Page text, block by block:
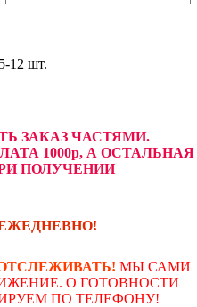
5-12 шт.
ЗАКАЗ ЧАСТЯМИ.
1000р, А ОСТАЛЬНАЯ
ПОЛУЧЕНИИ
МЫ САМИ
О ГОТОВНОСТИ
ПО ТЕЛЕФОНУ!